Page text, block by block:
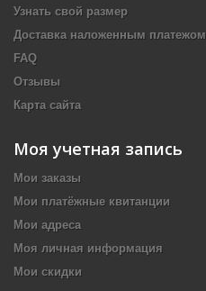
Узнать свой размер
Доставка наложенным платежом
FAQ
Отзывы
Карта сайта
Моя учетная запись
Мои заказы
Мои платёжные квитанции
Мои адреса
Моя личная информация
Мои скидки